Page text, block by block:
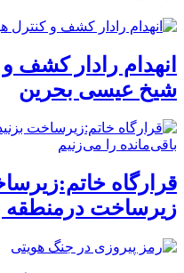
انهدام رادار کشف و
شیخ عیسی بحرین
قرارگاه
زیرساخت درمنطقه